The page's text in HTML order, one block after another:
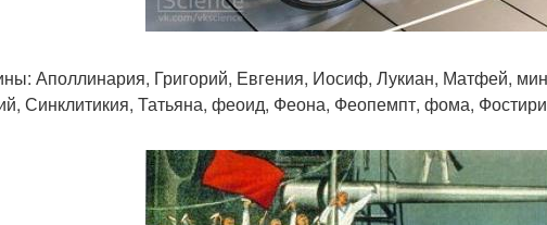
Аполлинария, Григорий, Евгения, Иосиф, Лукиан, Матфей,
Синклитикия, Татьяна, феоид, Феона, Феопемпт, фома,